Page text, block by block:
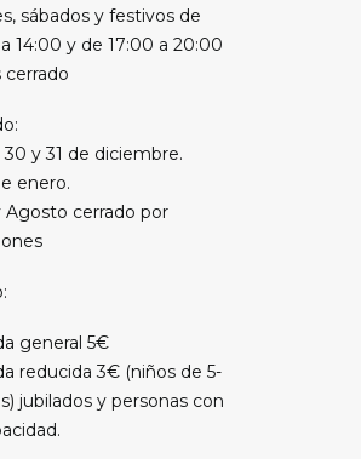
sábados y festivos de
14:00 y de 17:00 a 20:00
cerrado
30 y 31 de diciembre.
enero.
Agosto cerrado por
general 5€
reducida 3€ (niños de 5-
jubilados y personas con